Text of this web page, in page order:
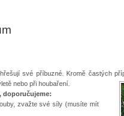
své příbuzné. Kromě častých
nebo při houbaření.
doporučujeme:
zvažte své síly (musíte mít